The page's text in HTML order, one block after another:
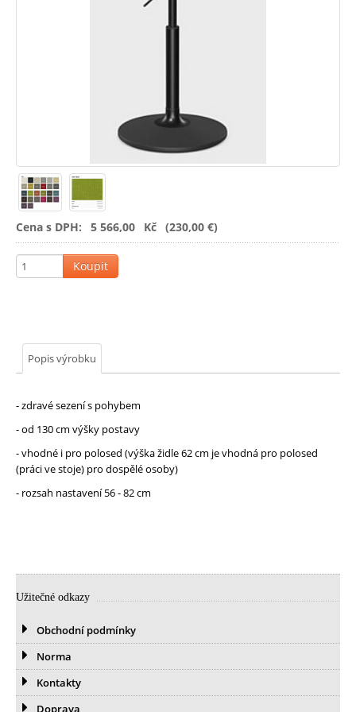
Cena s DPH: 5 566,00 Kč (230,00 €)
Popis výrobku
- zdravé sezení s pohybem
- od 130 cm výšky postavy
- vhodné i pro polosed (výška židle 62 cm je vhodná pro polosed
(práci ve stoje) pro dospělé osoby)
- rozsah nastavení 56 - 82 cm
Užitečné odkazy
Obchodní podmínky
Norma
Kontakty
Doprava